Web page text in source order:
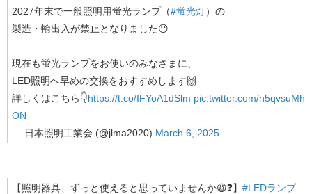
2027年末で一般照明用蛍光ランプ（#蛍光灯）の
製造・輸出入が禁止となりました😶
現在も蛍光ランプをお使いのみなさまに、
LED照明へ早めの交換をおすすめします🙌
詳しくはこちら👇https://t.co/IFYoA1dSlm pic.twitter.com/n5qvsuMh
ON
— 日本照明工業会 (@jlma2020) March 6, 2025
【照明器具、ずっと使えると思っていませんか😩❓】 #LEDランプ